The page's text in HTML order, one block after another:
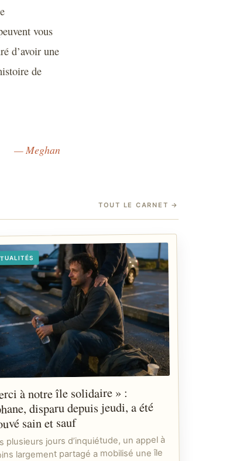
vous
d’avoir une
de
— Meghan
TOUT LE CARNET →
à notre île solidaire » :
disparu depuis jeudi, a été
sain et sauf
plusieurs jours d’inquiétude, un appel à
largement partagé a mobilisé une île